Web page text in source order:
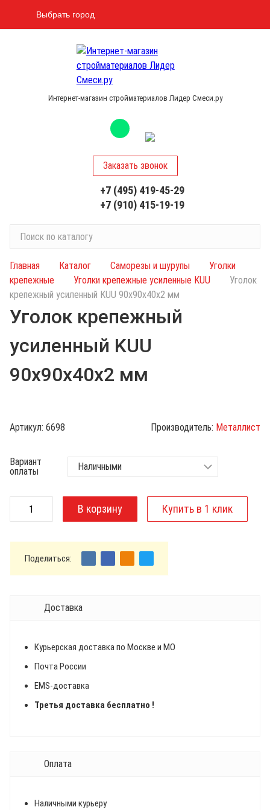
Выбрать город
Интернет-магазин стройматериалов Лидер Смеси.ру
и
о
а
а
у
Заказать звонок
+7 (495) 419-45-29
+7 (910) 415-19-19
Главная Каталог Саморезы и шурупы
Уголки
крепежные
Уголки крепежные усиленные KUU
Уголок
крепежный усиленный KUU 90х90х40х2 мм
Уголок крепежный
усиленный KUU
90х90х40х2 мм
Артикул: 6698 Производитель: Металлист
Вариант
оплаты
Поделиться:
Доставка
Курьерская доставка по Москве и МО
Почта России
EMS-доставка
Третья доставка бесплатно !
Оплата
Наличными курьеру